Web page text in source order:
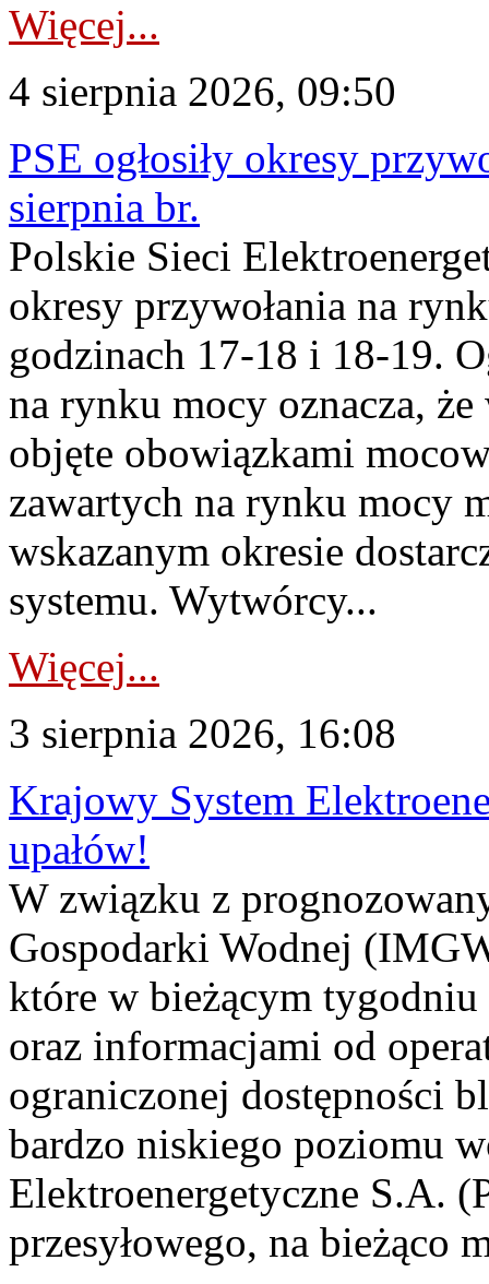
Więcej...
4 sierpnia 2026, 09:50
PSE ogłosiły okresy
sierpnia br.
Polskie Sieci
okresy przywołania na
godzinach 17-18 i 18-19.
na rynku mocy oznacza,
objęte obowiązkami
zawartych na rynku mocy
wskazanym okresie
systemu. Wytwórcy...
Więcej...
3 sierpnia 2026, 16:08
Krajowy System
upałów!
W związku z
Gospodarki Wodnej
które w bieżącym tygodniu
oraz informacjami od
ograniczonej dostępności
bardzo niskiego poziomu
Elektroenergetyczne S.A.
przesyłowego, na bieżąco